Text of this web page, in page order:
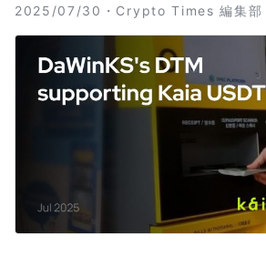
2025/07/30・ Crypto Times 編集部